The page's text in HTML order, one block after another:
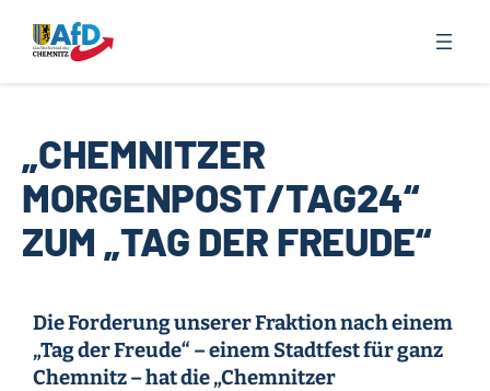
Inhalt
springen
„CHEMNITZER
MORGENPOST/TAG24“
ZUM „TAG DER FREUDE“
Die Forderung unserer Fraktion nach einem
„Tag der Freude“ – einem Stadtfest für ganz
Chemnitz – hat die „Chemnitzer